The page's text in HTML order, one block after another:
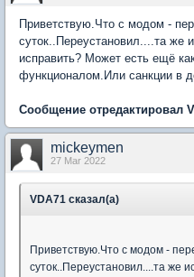
Приветствую.Что с модом -
суток..Переустановил....та же
исправить? Может есть ещё
функционалом.Или санкции в
Сообщение отредактировал
mickeymen
27 Mar 2022
VDA71 сказал(а)
Приветствую.Что с модом -
суток..Переустановил....та же